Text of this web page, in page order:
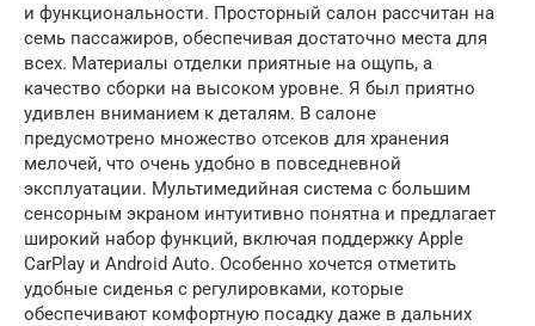
и функциональности. Просторный салон рассчитан на
семь пассажиров, обеспечивая достаточно места для
всех. Материалы отделки приятные на ощупь, а
качество сборки на высоком уровне. Я был приятно
удивлен вниманием к деталям. В салоне
предусмотрено множество отсеков для хранения
мелочей, что очень удобно в повседневной
эксплуатации. Мультимедийная система с большим
сенсорным экраном интуитивно понятна и предлагает
широкий набор функций, включая поддержку Apple
CarPlay и Android Auto. Особенно хочется отметить
удобные сиденья с регулировками, которые
обеспечивают комфортную посадку даже в дальних